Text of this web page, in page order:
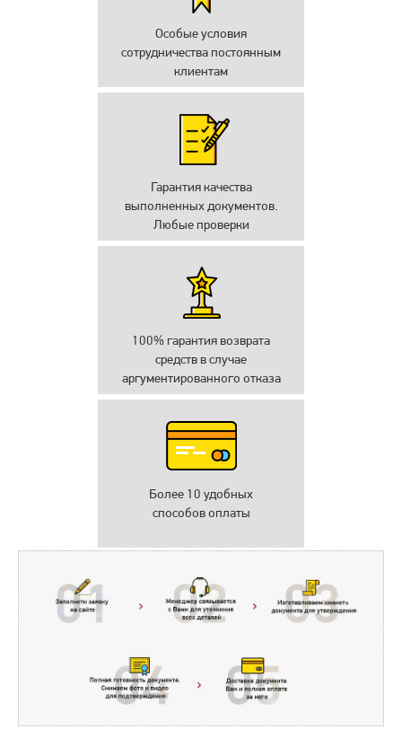
Особые условия
сотрудничества постоянным
клиентам
Гарантия качества
выполненных документов.
Любые проверки
100% гарантия возврата
средств в случае
аргументированного отказа
Более 10 удобных
способов оплаты